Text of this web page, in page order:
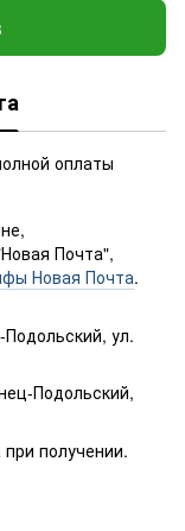
оплаты
Почта",
Новая Почта.
ул.
Подольский,
получении.